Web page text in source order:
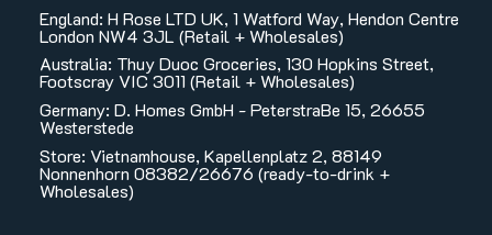
England: H Rose LTD UK, 1 Watford Way, Hendon Centre
London NW4 3JL (Retail + Wholesales)
Australia: Thuy Duoc Groceries, 130 Hopkins Street,
Footscray VIC 3011 (Retail + Wholesales)
Germany: D. Homes GmbH - PeterstraBe 15, 26655
Westerstede
Store: Vietnamhouse, Kapellenplatz 2, 88149
Nonnenhorn 08382/26676 (ready-to-drink +
Wholesales)